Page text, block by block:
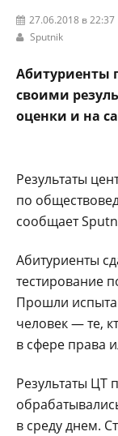
27.06.2018 в 22:37
Sputnik
Абитуриенты
своими
оценки и на
Результаты
по
сообщает
Абитуриенты
тестирование
Прошли
человек — те,
в сфере права
Результаты ЦТ
в среду днем.